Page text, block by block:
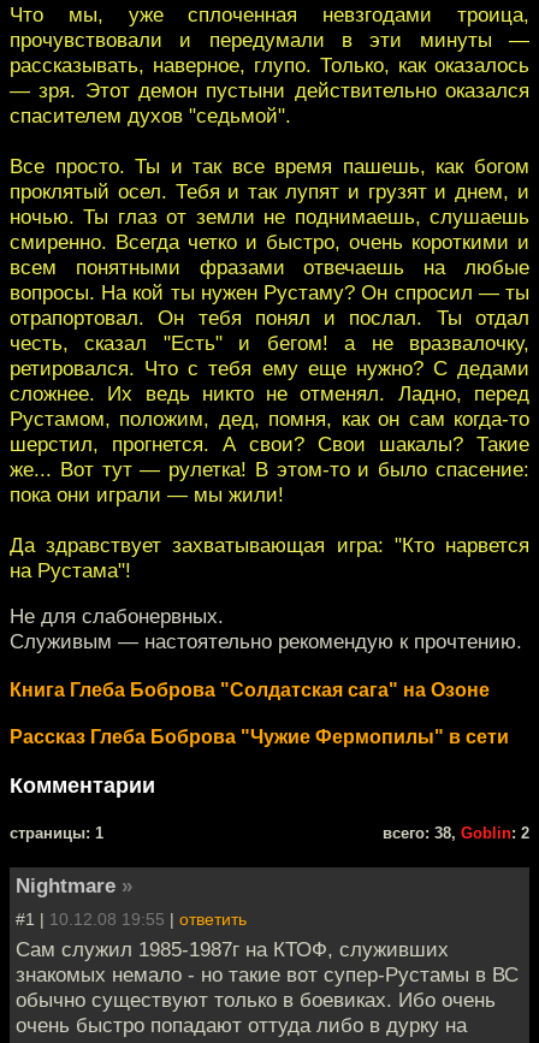
Что мы, уже сплоченная невзгодами троица,
прочувствовали и передумали в эти минуты —
рассказывать, наверное, глупо. Только, как оказалось
— зря. Этот демон пустыни действительно оказался
спасителем духов "седьмой".
Все просто. Ты и так все время пашешь, как богом
проклятый осел. Тебя и так лупят и грузят и днем, и
ночью. Ты глаз от земли не поднимаешь, слушаешь
смиренно. Всегда четко и быстро, очень короткими и
всем понятными фразами отвечаешь на любые
вопросы. На кой ты нужен Рустаму? Он спросил — ты
отрапортовал. Он тебя понял и послал. Ты отдал
честь, сказал "Есть" и бегом! а не вразвалочку,
ретировался. Что с тебя ему еще нужно? С дедами
сложнее. Их ведь никто не отменял. Ладно, перед
Рустамом, положим, дед, помня, как он сам когда-то
шерстил, прогнется. А свои? Свои шакалы? Такие
же... Вот тут — рулетка! В этом-то и было спасение:
пока они играли — мы жили!
Да здравствует захватывающая игра: "Кто нарвется
на Рустама"!
Не для слабонервных.
Служивым — настоятельно рекомендую к прочтению.
Книга Глеба Боброва "Солдатская сага" на Озоне
Рассказ Глеба Боброва "Чужие Фермопилы" в сети
Комментарии
cтраницы: 1 всего: 38, Goblin: 2
Nightmare »
#1 | 10.12.08 19:55 | ответить
Сам служил 1985-1987г на КТОФ, служивших
знакомых немало - но такие вот супер-Рустамы в ВС
обычно существуют только в боевиках. Ибо очень
очень быстро попадают оттуда либо в дурку на